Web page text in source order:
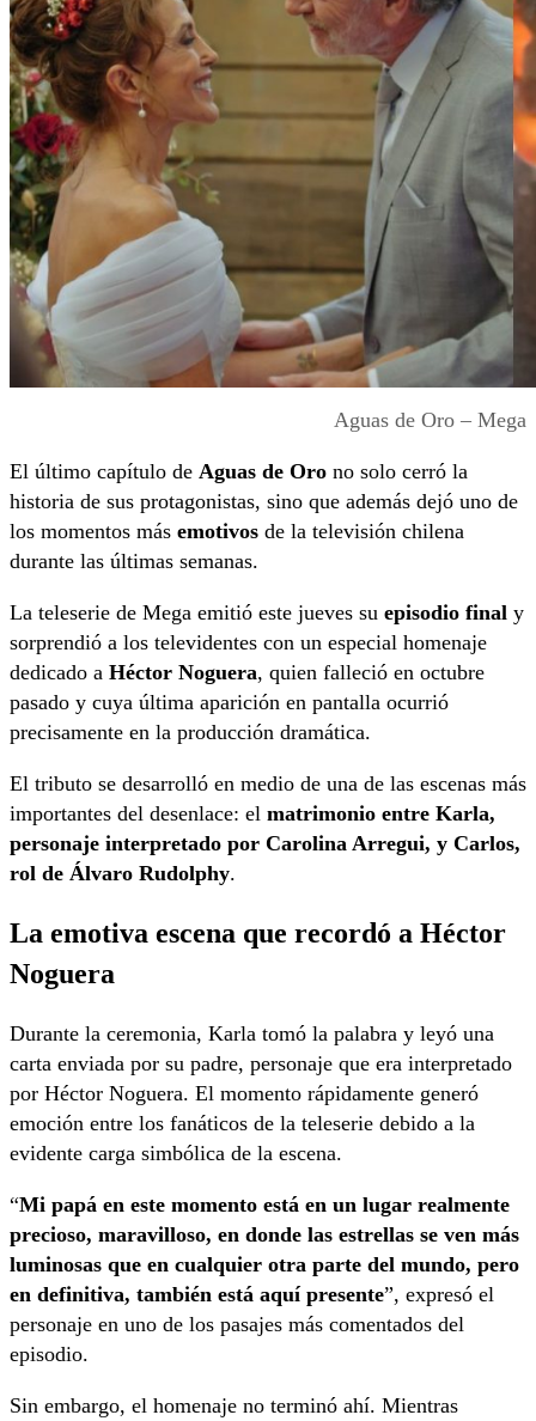
Aguas de Oro – Mega
El último capítulo de Aguas de Oro no solo cerró la
historia de sus protagonistas, sino que además dejó uno de
los momentos más emotivos de la televisión chilena
durante las últimas semanas.
La teleserie de Mega emitió este jueves su episodio final y
sorprendió a los televidentes con un especial homenaje
dedicado a Héctor Noguera, quien falleció en octubre
pasado y cuya última aparición en pantalla ocurrió
precisamente en la producción dramática.
El tributo se desarrolló en medio de una de las escenas más
importantes del desenlace: el matrimonio entre Karla,
personaje interpretado por Carolina Arregui, y Carlos,
rol de Álvaro Rudolphy.
La emotiva escena que recordó a Héctor
Noguera
Durante la ceremonia, Karla tomó la palabra y leyó una
carta enviada por su padre, personaje que era interpretado
por Héctor Noguera. El momento rápidamente generó
emoción entre los fanáticos de la teleserie debido a la
evidente carga simbólica de la escena.
“Mi papá en este momento está en un lugar realmente
precioso, maravilloso, en donde las estrellas se ven más
luminosas que en cualquier otra parte del mundo, pero
en definitiva, también está aquí presente”, expresó el
personaje en uno de los pasajes más comentados del
episodio.
Sin embargo, el homenaje no terminó ahí. Mientras